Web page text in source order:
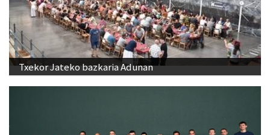
Txekor Jateko bazkaria Adunan